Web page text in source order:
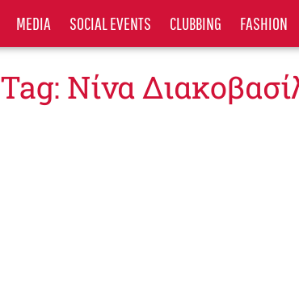
MEDIA SOCIAL EVENTS CLUBBING FASHION
Tag: Νίνα